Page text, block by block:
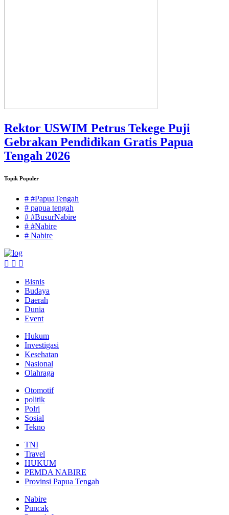
Rektor USWIM Petrus Tekege Puji
Gebrakan Pendidikan Gratis Papua
Tengah 2026
Topik Populer
# #PapuaTengah
# papua tengah
# #BusurNabire
# #Nabire
# Nabire
Bisnis
Budaya
Daerah
Dunia
Event
Hukum
Investigasi
Kesehatan
Nasional
Olahraga
Otomotif
politik
Polri
Sosial
Tekno
TNI
Travel
HUKUM
PEMDA NABIRE
Provinsi Papua Tengah
Nabire
Puncak